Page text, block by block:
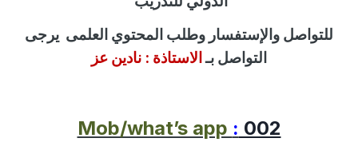
للتواصل والإستفسار وطلب المحتوي العلمى
يرجى
التواصل بـالاستاذة : نادين عز
Mob/what’s app: 002